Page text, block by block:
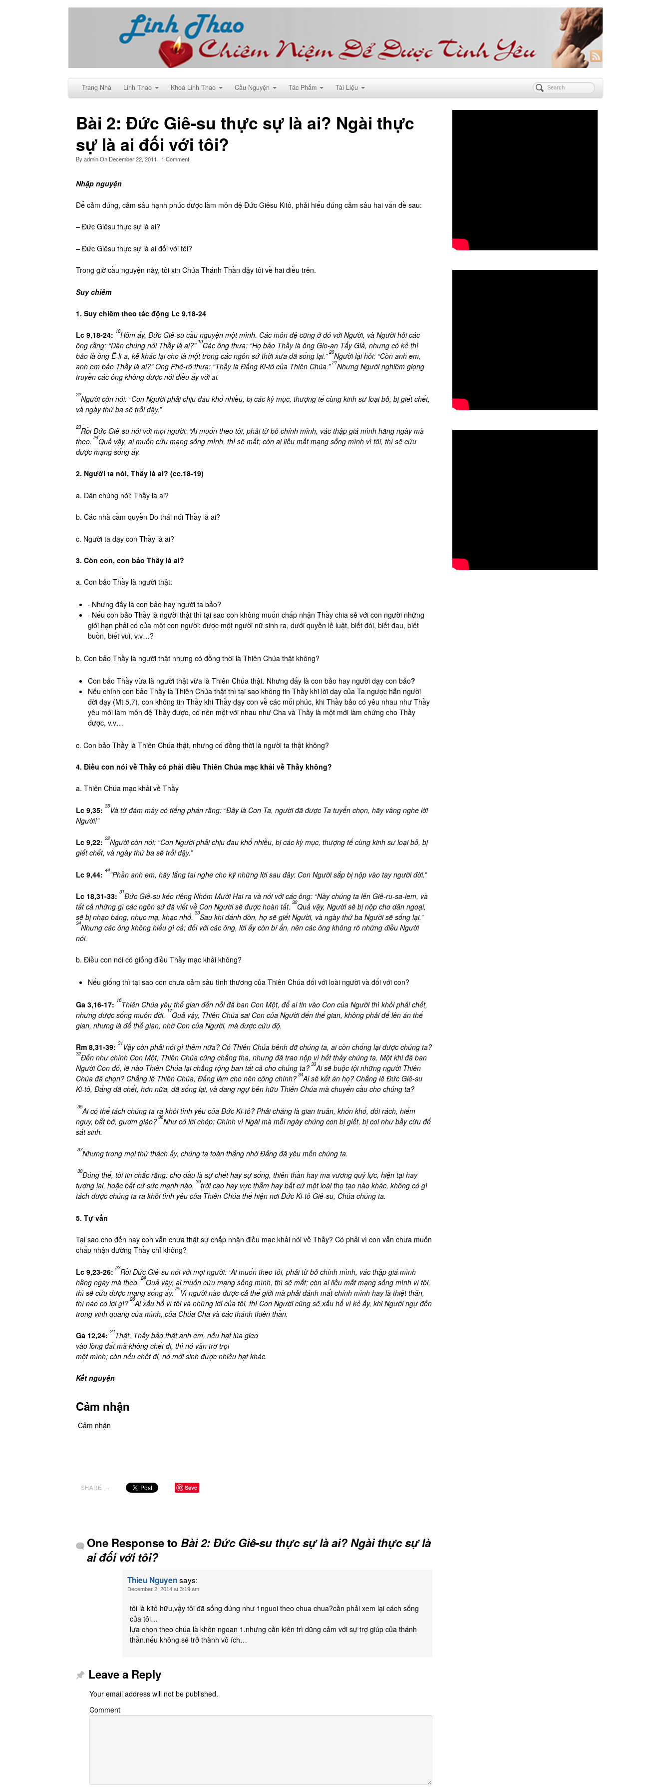
Trang Nhà Linh Thao Khoá Linh Thao Cầu Nguyện Tác Phẩm Tài Liệu
Bài 2: Đức Giê-su thực sự là ai? Ngài thực
sự là ai đối với tôi?
ByadminOn December 22, 2011 · 1 Comment
Nhập nguyện
Để cảm đúng, cảm sâu hạnh phúc được làm môn đệ Đức Giêsu Kitô, phải hiểu đúng cảm sâu hai vấn đề sau:
– Đức Giêsu thực sự là ai?
– Đức Giêsu thực sự là ai đối với tôi?
Trong giờ cầu nguyện này, tôi xin Chúa Thánh Thần dậy tôi về hai điều trên.
Suy chiêm
1. Suy chiêm theo tác động Lc 9,18-24
Lc 9,18-24: 18Hôm ấy, Đức Giê-su cầu nguyện một mình. Các môn đệ cũng ở đó với Người, và Người hỏi các
ông rằng: “Dân chúng nói Thầy là ai?” 19Các ông thưa: “Họ bảo Thầy là ông Gio-an Tẩy Giả, nhưng có kẻ thì
bảo là ông Ê-li-a, kẻ khác lại cho là một trong các ngôn sứ thời xưa đã sống lại.” 20Người lại hỏi: “Còn anh em,
anh em bảo Thầy là ai?” Ông Phê-rô thưa: “Thầy là Đấng Ki-tô của Thiên Chúa.” 21Nhưng Người nghiêm giọng
truyền các ông không được nói điều ấy với ai.
22Người còn nói: “Con Người phải chịu đau khổ nhiều, bị các kỳ mục, thượng tế cùng kinh sư loại bỏ, bị giết chết,
và ngày thứ ba sẽ trỗi dậy.”
23Rồi Đức Giê-su nói với mọi người: “Ai muốn theo tôi, phải từ bỏ chính mình, vác thập giá mình hằng ngày mà
theo. 24Quả vậy, ai muốn cứu mạng sống mình, thì sẽ mất; còn ai liều mất mạng sống mình vì tôi, thì sẽ cứu
được mạng sống ấy.
2. Người ta nói, Thầy là ai? (cc.18-19)
a. Dân chúng nói: Thầy là ai?
b. Các nhà cầm quyền Do thái nói Thầy là ai?
c. Người ta dạy con Thầy là ai?
3. Còn con, con bảo Thầy là ai?
a. Con bảo Thầy là người thật.
· Nhưng đấy là con bảo hay người ta bảo?
· Nếu con bảo Thầy là người thật thì tại sao con không muốn chấp nhận Thầy chia sẻ với con người những
giới hạn phải có của một con người: được một người nữ sinh ra, dưới quyền lề luật, biết đói, biết đau, biết
buồn, biết vui, v.v…?
b. Con bảo Thầy là người thật nhưng có đồng thời là Thiên Chúa thật không?
Con bảo Thầy vừa là người thật vừa là Thiên Chúa thật. Nhưng đấy là con bảo hay người dạy con bảo?
Nếu chính con bảo Thầy là Thiên Chúa thật thì tại sao không tin Thầy khi lời dạy của Ta ngược hẳn người
đời dạy (Mt 5,7), con không tin Thầy khi Thầy dạy con về các mối phúc, khi Thầy bảo có yêu nhau như Thầy
yêu mới làm môn đệ Thầy được, có nên một với nhau như Cha và Thầy là một mới làm chứng cho Thầy
được, v.v…
c. Con bảo Thầy là Thiên Chúa thật, nhưng có đồng thời là người ta thật không?
4. Điều con nói về Thầy có phải điều Thiên Chúa mạc khải về Thầy không?
a. Thiên Chúa mạc khải về Thầy
Lc 9,35: 35Và từ đám mây có tiếng phán rằng: “Đây là Con Ta, người đã được Ta tuyển chọn, hãy vâng nghe lời
Người!”
Lc 9,22: 22Người còn nói: “Con Người phải chịu đau khổ nhiều, bị các kỳ mục, thượng tế cùng kinh sư loại bỏ, bị
giết chết, và ngày thứ ba sẽ trỗi dậy.”
Lc 9,44: 44”Phần anh em, hãy lắng tai nghe cho kỹ những lời sau đây: Con Người sắp bị nộp vào tay người đời.”
Lc 18,31-33: 31Đức Giê-su kéo riêng Nhóm Mười Hai ra và nói với các ông: “Này chúng ta lên Giê-ru-sa-lem, và
tất cả những gì các ngôn sứ đã viết về Con Người sẽ được hoàn tất. 32Quả vậy, Người sẽ bị nộp cho dân ngoại,
sẽ bị nhạo báng, nhục mạ, khạc nhổ. 33Sau khi đánh đòn, họ sẽ giết Người, và ngày thứ ba Người sẽ sống lại.”
34Nhưng các ông không hiểu gì cả; đối với các ông, lời ấy còn bí ẩn, nên các ông không rõ những điều Người
nói.
b. Điều con nói có giống điều Thầy mạc khải không?
Nếu giống thì tại sao con chưa cảm sâu tình thương của Thiên Chúa đối với loài người và đối với con?
Ga 3,16-17: 16Thiên Chúa yêu thế gian đến nỗi đã ban Con Một, để ai tin vào Con của Người thì khỏi phải chết,
nhưng được sống muôn đời. 17Quả vậy, Thiên Chúa sai Con của Người đến thế gian, không phải để lên án thế
gian, nhưng là để thế gian, nhờ Con của Người, mà được cứu độ.
Rm 8,31-39: 31Vậy còn phải nói gì thêm nữa? Có Thiên Chúa bênh đỡ chúng ta, ai còn chống lại được chúng ta?
32Đến như chính Con Một, Thiên Chúa cũng chẳng tha, nhưng đã trao nộp vì hết thảy chúng ta. Một khi đã ban
Người Con đó, lẽ nào Thiên Chúa lại chẳng rộng ban tất cả cho chúng ta? 33Ai sẽ buộc tội những người Thiên
Chúa đã chọn? Chẳng lẽ Thiên Chúa, Đấng làm cho nên công chính? 34Ai sẽ kết án họ? Chẳng lẽ Đức Giê-su
Ki-tô, Đấng đã chết, hơn nữa, đã sống lại, và đang ngự bên hữu Thiên Chúa mà chuyển cầu cho chúng ta?
35Ai có thể tách chúng ta ra khỏi tình yêu của Đức Ki-tô? Phải chăng là gian truân, khốn khổ, đói rách, hiểm
nguy, bắt bớ, gươm giáo? 36Như có lời chép: Chính vì Ngài mà mỗi ngày chúng con bị giết, bị coi như bầy cừu để
sát sinh.
37Nhưng trong mọi thử thách ấy, chúng ta toàn thắng nhờ Đấng đã yêu mến chúng ta.
38Đúng thế, tôi tin chắc rằng: cho dầu là sự chết hay sự sống, thiên thần hay ma vương quỷ lực, hiện tại hay
tương lai, hoặc bất cứ sức mạnh nào, 39trời cao hay vực thẳm hay bất cứ một loài thọ tạo nào khác, không có gì
tách được chúng ta ra khỏi tình yêu của Thiên Chúa thể hiện nơi Đức Ki-tô Giê-su, Chúa chúng ta.
5. Tự vấn
Tại sao cho đến nay con vẫn chưa thật sự chấp nhận điều mạc khải nói về Thầy? Có phải vì con vẫn chưa muốn
chấp nhận đường Thầy chỉ không?
Lc 9,23-26: 23Rồi Đức Giê-su nói với mọi người: “Ai muốn theo tôi, phải từ bỏ chính mình, vác thập giá mình
hằng ngày mà theo. 24Quả vậy, ai muốn cứu mạng sống mình, thì sẽ mất; còn ai liều mất mạng sống mình vì tôi,
thì sẽ cứu được mạng sống ấy. 25Vì người nào được cả thế giới mà phải đánh mất chính mình hay là thiệt thân,
thì nào có lợi gì? 26Ai xấu hổ vì tôi và những lời của tôi, thì Con Người cũng sẽ xấu hổ vì kẻ ấy, khi Người ngự đến
trong vinh quang của mình, của Chúa Cha và các thánh thiên thần.
Ga 12,24: 24Thật, Thầy bảo thật anh em, nếu hạt lúa gieo
vào lòng đất mà không chết đi, thì nó vẫn trơ trọi
một mình; còn nếu chết đi, nó mới sinh được nhiều hạt khác.
Kết nguyện
Cảm nhận
Cảm nhận
SHARE → Save
One Response to Bài 2: Đức Giê-su thực sự là ai? Ngài thực sự là
ai đối với tôi?
Thieu Nguyensays:
December 2, 2014 at 3:19 am
tôi là kitô hữu,vậy tôi đã sống đúng như 1nguoi theo chua chua?cần phải xem lại cách sống
của tôi…
lựa chọn theo chúa là khôn ngoan 1.nhưng cần kiên trì dũng cảm với sự trợ giúp của thánh
thần.nếu không sẽ trở thành vô ích…
Leave a Reply
Your email address will not be published.
Comment